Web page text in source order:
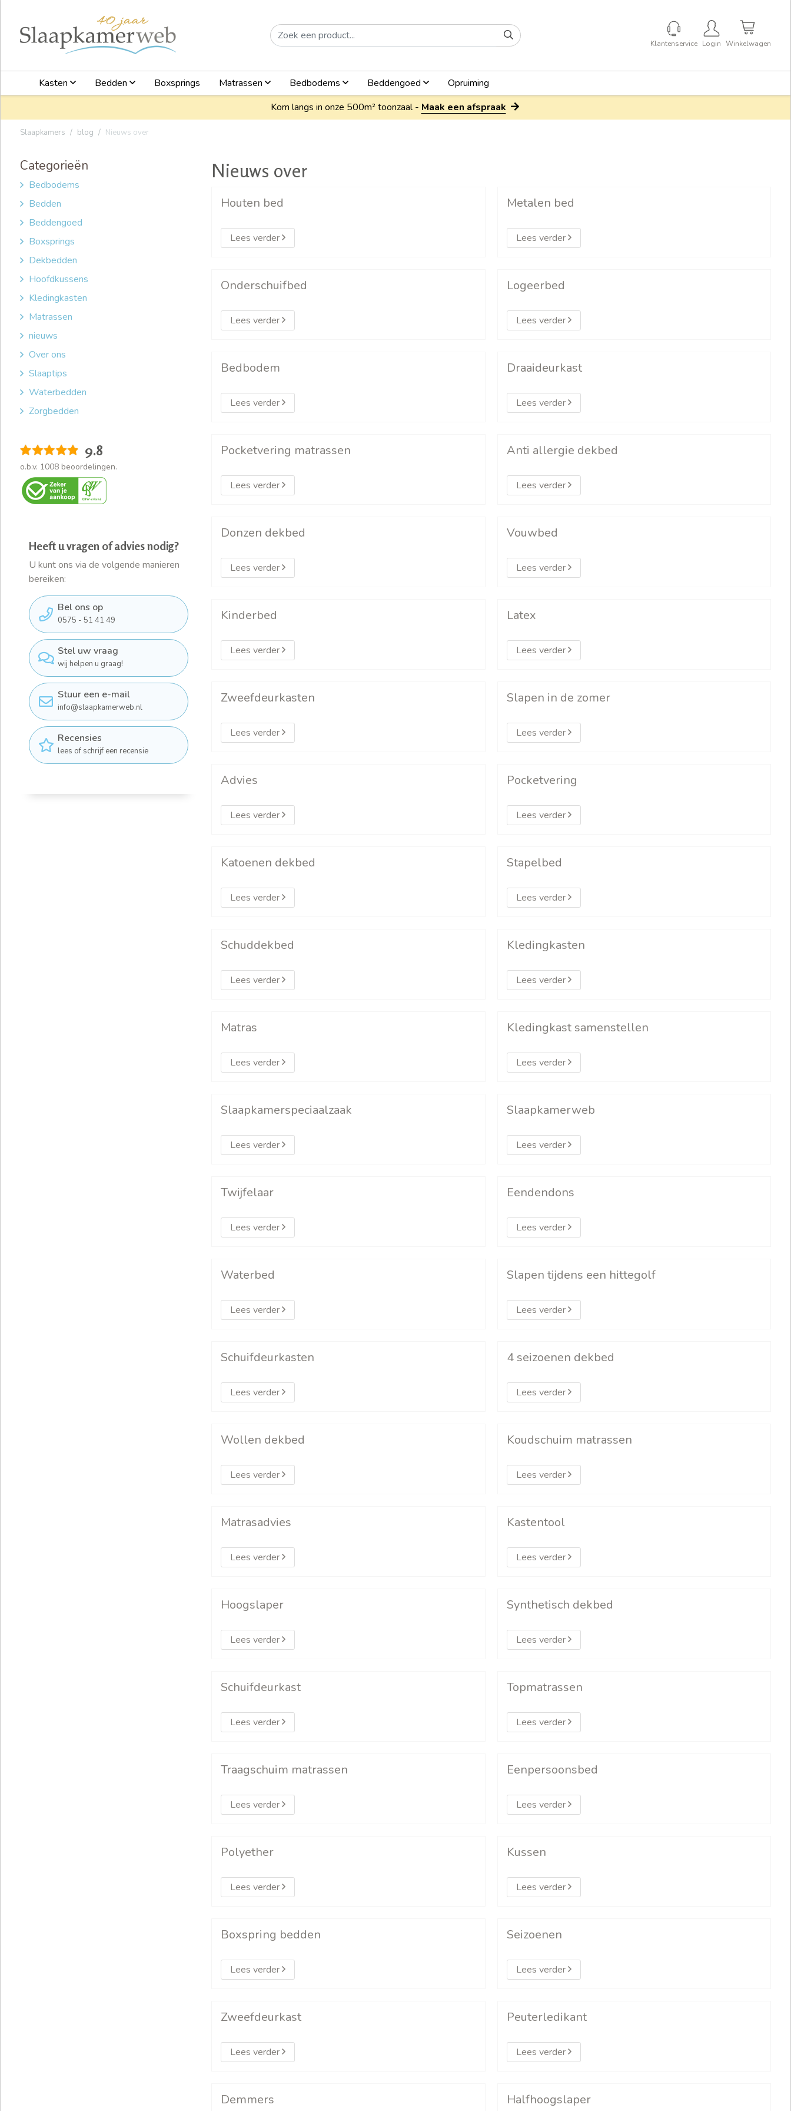
Klantenservice Login Winkelwagen
Kasten Bedden Boxsprings Matrassen Bedbodems Beddengoed
Opruiming
Kom langs in onze 500m² toonzaal - Maak een afspraak
Slaapkamers blog Nieuws over
Categorieën
Bedbodems
Bedden
Beddengoed
Boxsprings
Dekbedden
Hoofdkussens
Kledingkasten
Matrassen
nieuws
Over ons
Slaaptips
Waterbedden
Zorgbedden
9.8
o.b.v. 1008 beoordelingen.
Heeft u vragen of advies nodig?
U kunt ons via de volgende manieren
bereiken:
Bel ons op
0575 - 51 41 49
Stel uw vraag
wij helpen u graag!
Stuur een e-mail
info@slaapkamerweb.nl
Recensies
lees of schrijf een recensie
Nieuws over
Houten bed
Lees verder
Metalen bed
Lees verder
Onderschuifbed
Lees verder
Logeerbed
Lees verder
Bedbodem
Lees verder
Draaideurkast
Lees verder
Pocketvering matrassen
Lees verder
Anti allergie dekbed
Lees verder
Donzen dekbed
Lees verder
Vouwbed
Lees verder
Kinderbed
Lees verder
Latex
Lees verder
Zweefdeurkasten
Lees verder
Slapen in de zomer
Lees verder
Advies
Lees verder
Pocketvering
Lees verder
Katoenen dekbed
Lees verder
Stapelbed
Lees verder
Schuddekbed
Lees verder
Kledingkasten
Lees verder
Matras
Lees verder
Kledingkast samenstellen
Lees verder
Slaapkamerspeciaalzaak
Lees verder
Slaapkamerweb
Lees verder
Twijfelaar
Lees verder
Eendendons
Lees verder
Waterbed
Lees verder
Slapen tijdens een hittegolf
Lees verder
Schuifdeurkasten
Lees verder
4 seizoenen dekbed
Lees verder
Wollen dekbed
Lees verder
Koudschuim matrassen
Lees verder
Matrasadvies
Lees verder
Kastentool
Lees verder
Hoogslaper
Lees verder
Synthetisch dekbed
Lees verder
Schuifdeurkast
Lees verder
Topmatrassen
Lees verder
Traagschuim matrassen
Lees verder
Eenpersoonsbed
Lees verder
Polyether
Lees verder
Kussen
Lees verder
Boxspring bedden
Lees verder
Seizoenen
Lees verder
Zweefdeurkast
Lees verder
Peuterledikant
Lees verder
Demmers Halfhoogslaper